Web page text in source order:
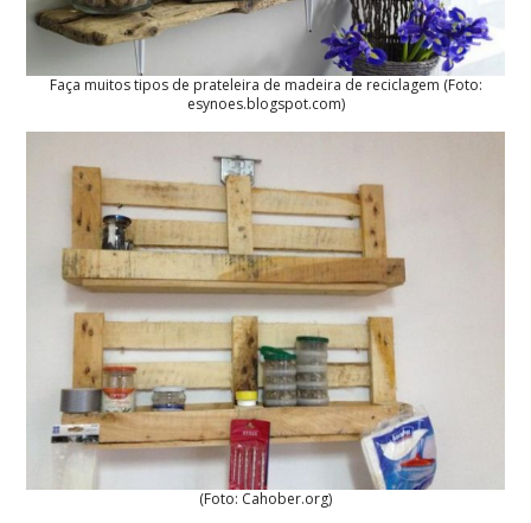
Faça muitos tipos de prateleira de madeira de reciclagem (Foto:
esynoes.blogspot.com)
(Foto: Cahober.org)